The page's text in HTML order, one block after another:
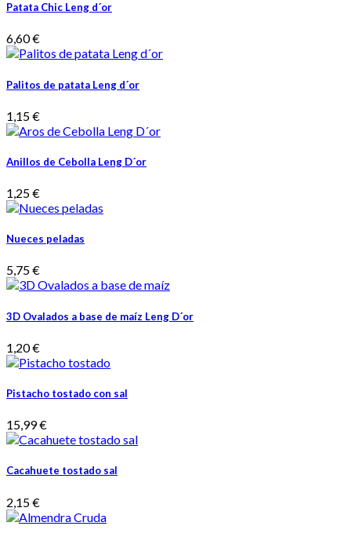
Patata Chic Leng d´or
6,60 €
Palitos de patata Leng d´or
1,15 €
Anillos de Cebolla Leng D´or
1,25 €
Nueces peladas
5,75 €
3D Ovalados a base de maíz Leng D´or
1,20 €
Pistacho tostado con sal
15,99 €
Cacahuete tostado sal
2,15 €